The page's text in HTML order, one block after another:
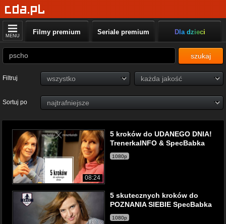
MENU Filmy premium Seriale premium Dla dzieci
szukaj
Filtruj
Sortuj po
08:24
5 kroków do UDANEGO DNIA!
TrenerkaINFO & SpecBabka
1080p
5 skutecznych kroków do
POZNANIA SIEBIE SpecBabka
1080p